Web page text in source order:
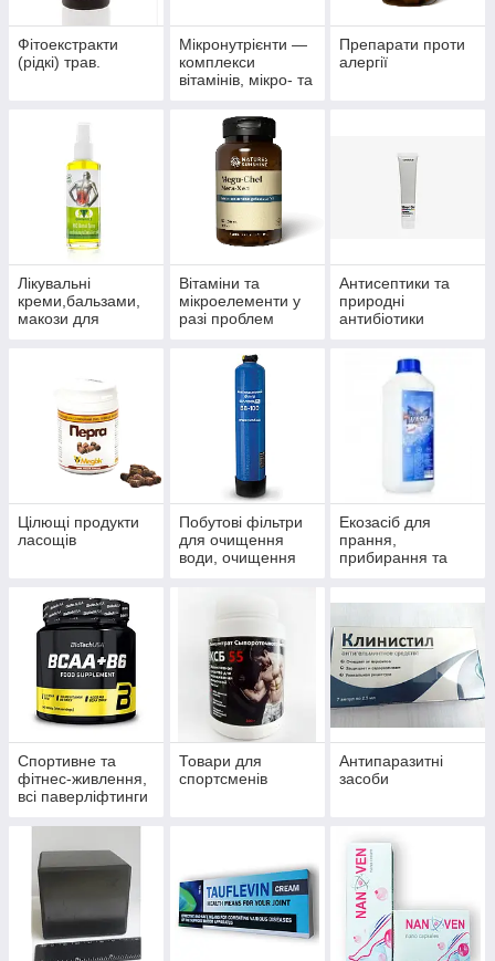
Фітоекстракти
(рідкі) трав.
Мікронутрієнти —
комплекси
вітамінів, мікро- та
Препарати проти
алергії
Лікувальні
креми,бальзами,
макози для
Вітаміни та
мікроелементи у
разі проблем
Антисептики та
природні
антибіотики
ьного впливу.
Цілющі продукти
ласощів
Побутові фільтри
для очищення
води, очищення
опалення
Екозасіб для
прання,
прибирання та
Спортивне та
фітнес-живлення,
всі паверліфтинги
тренажери, одяг
Товари для
спортсменів
Антипаразитні
засоби